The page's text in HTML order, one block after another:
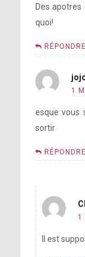
Des
quoi!
RÉPONDRE
1
esque vous
sortir
RÉPONDRE
1
Il est